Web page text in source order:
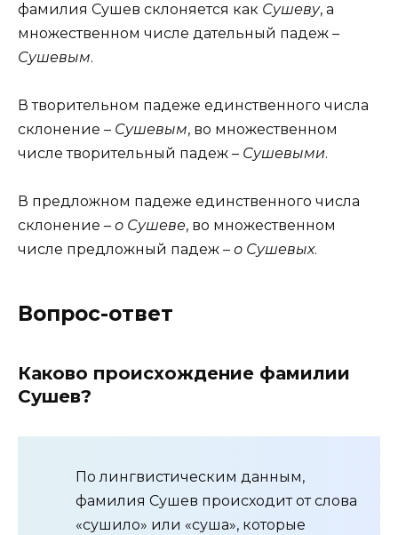
фамилия Сушев склоняется как Сушеву, а
множественном числе дательный падеж –
Сушевым.
В творительном падеже единственного числа
склонение – Сушевым, во множественном
числе творительный падеж – Сушевыми.
В предложном падеже единственного числа
склонение – о Сушеве, во множественном
числе предложный падеж – о Сушевых.
Вопрос-ответ
Каково происхождение фамилии
Сушев?
По лингвистическим данным,
фамилия Сушев происходит от слова
«сушило» или «суша», которые